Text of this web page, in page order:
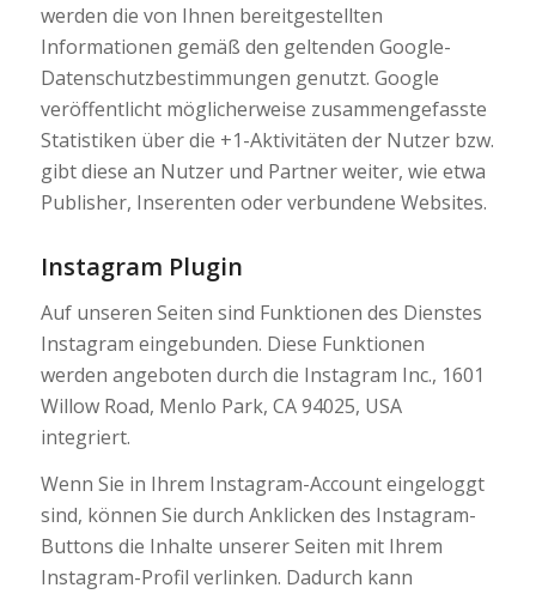
werden die von Ihnen bereitgestellten
Informationen gemäß den geltenden Google-
Datenschutzbestimmungen genutzt. Google
veröffentlicht möglicherweise zusammengefasste
Statistiken über die +1-Aktivitäten der Nutzer bzw.
gibt diese an Nutzer und Partner weiter, wie etwa
Publisher, Inserenten oder verbundene Websites.
Instagram Plugin
Auf unseren Seiten sind Funktionen des Dienstes
Instagram eingebunden. Diese Funktionen
werden angeboten durch die Instagram Inc., 1601
Willow Road, Menlo Park, CA 94025, USA
integriert.
Wenn Sie in Ihrem Instagram-Account eingeloggt
sind, können Sie durch Anklicken des Instagram-
Buttons die Inhalte unserer Seiten mit Ihrem
Instagram-Profil verlinken. Dadurch kann